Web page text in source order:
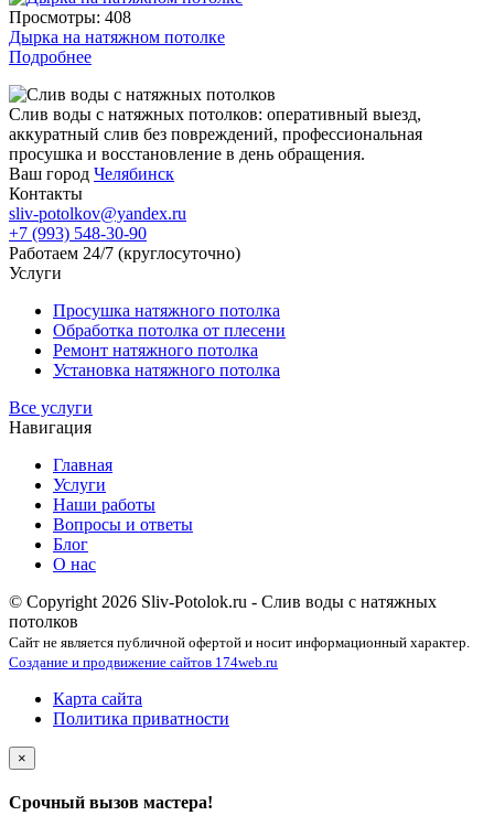
Просмотры: 408
Дырка на натяжном потолке
Подробнее
Слив воды с натяжных потолков: оперативный выезд,
аккуратный слив без повреждений, профессиональная
просушка и восстановление в день обращения.
Ваш город Челябинск
Контакты
sliv-potolkov@yandex.ru
+7 (993) 548-30-90
Работаем 24/7 (круглосуточно)
Услуги
Просушка натяжного потолка
Обработка потолка от плесени
Ремонт натяжного потолка
Установка натяжного потолка
Все услуги
Навигация
Главная
Услуги
Наши работы
Вопросы и ответы
Блог
О нас
© Copyright 2026 Sliv-Potolok.ru - Слив воды с натяжных
потолков
Сайт не является публичной офертой и носит информационный характер.
Создание и продвижение сайтов 174web.ru
Карта сайта
Политика приватности
×
Срочный вызов мастера!